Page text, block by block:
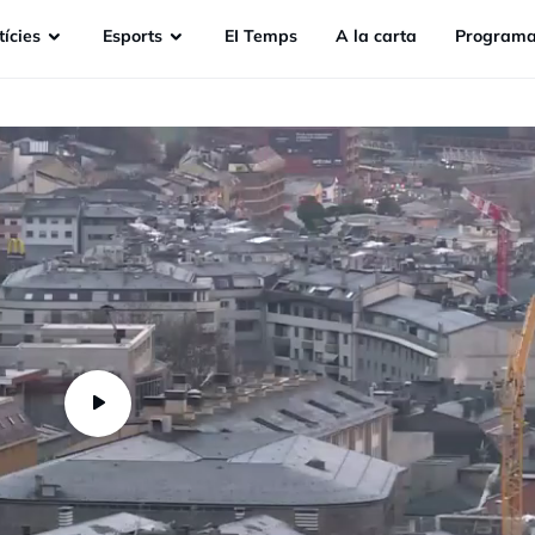
Esports EI Temps A la carta